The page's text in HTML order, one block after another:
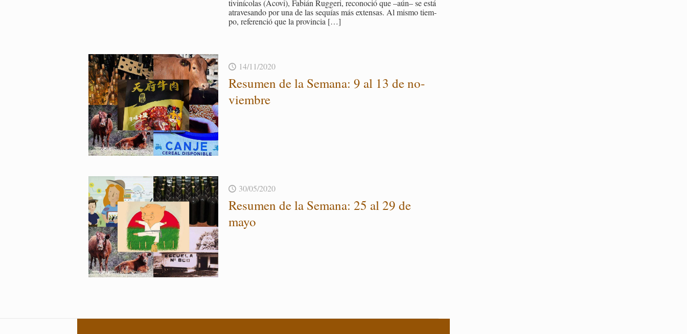
ti­vi­ní­co­las (Acovi), Fa­bián Rug­ge­ri, re­co­no­ció que –aún– se está
atra­ve­san­do por una de las se­quías más ex­ten­sas. Al mismo tiem­
po, re­fe­ren­ció que la pro­vin­cia[…]
14/11/2020
Re­su­men de la Se­ma­na: 9 al 13 de no­
viem­bre
30/05/2020
Re­su­men de la Se­ma­na: 25 al 29 de
mayo